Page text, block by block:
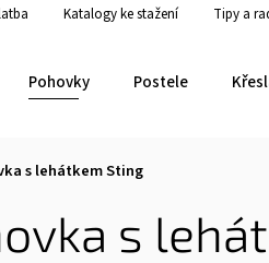
Katalogy ke stažení Tipy a
Pohovky Postele
s lehátkem Sting
s